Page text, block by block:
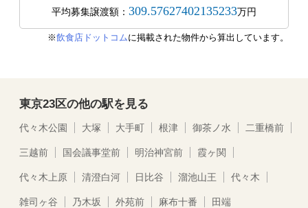
平均募集譲渡額： 309.57627402135233万円
※飲食店ドットコムに掲載された物件から算出しています。
東京23区の他の駅を見る
代々木公園 大塚 大手町 根津 御茶ノ水 二重橋前
三越前 国会議事堂前 明治神宮前 霞ヶ関
代々木上原 清澄白河 日比谷 溜池山王 代々木
雑司ヶ谷 乃木坂 外苑前 麻布十番 田端